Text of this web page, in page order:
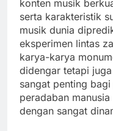
konten musik
serta karakteristik
musik dunia
eksperimen lintas
karya-karya
didengar tetapi
sangat penting
peradaban
dengan sangat